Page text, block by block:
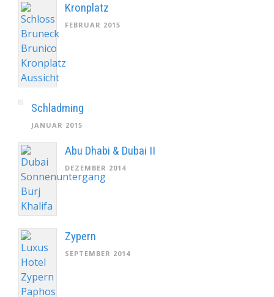
Kronplatz
FEBRUAR 2015
Schladming
JANUAR 2015
Abu Dhabi & Dubai II
DEZEMBER 2014
Zypern
SEPTEMBER 2014